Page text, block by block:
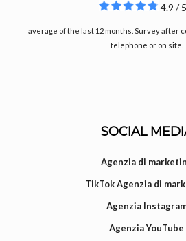
4.9 /
average of the last 12 months. Survey after
telephone or on site.
SOCIAL
Agenzia di
TikTok Agenzia di
Agenzia
Agenzia YouTube